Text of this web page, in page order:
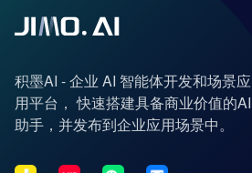
积墨AI - 企业 AI 智能体开发和场景应
用平台， 快速搭建具备商业价值的AI
助手，并发布到企业应用场景中。